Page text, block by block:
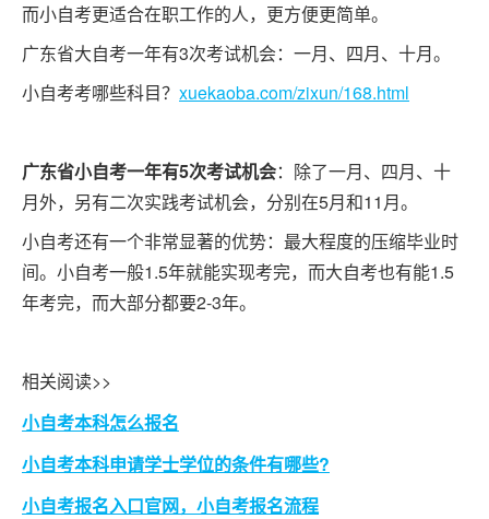
而小自考更适合在职工作的人，更方便更简单。
广东省大自考一年有3次考试机会：一月、四月、十月。
小自考考哪些科目？ xuekaoba.com/zixun/168.html
广东省小自考一年有5次考试机会：除了一月、四月、十
月外，另有二次实践考试机会，分别在5月和11月。
小自考还有一个非常显著的优势：最大程度的压缩毕业时
间。小自考一般1.5年就能实现考完，而大自考也有能1.5
年考完，而大部分都要2-3年。
相关阅读>>
小自考本科怎么报名
小自考本科申请学士学位的条件有哪些?
小自考报名入口官网，小自考报名流程